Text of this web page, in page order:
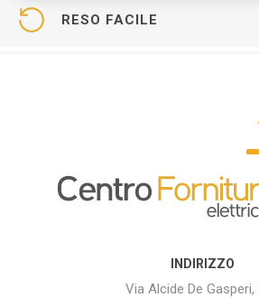
RESO FACILE
INDIRIZZO
Via Alcide De Gasperi,